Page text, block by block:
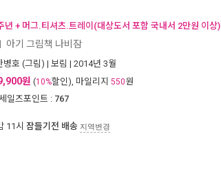
년 + 머그.티셔츠.트레이(대상도서 포함 국내서 2만원 이상)
아기 그림책 나비잠
병호 (그림) | 보림 | 2014년 3월
원 (10%할인), 마일리지 550원
일즈포인트 : 767
11시 잠들기전 배송 지역변경